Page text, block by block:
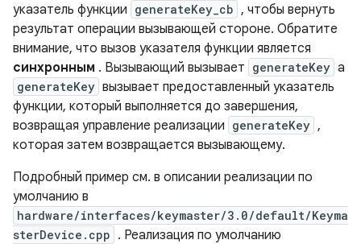
указатель функции generateKey_cb , чтобы вернуть
результат операции вызывающей стороне. Обратите
внимание, что вызов указателя функции является
синхронным . Вызывающий вызывает generateKey а
generateKey вызывает предоставленный указатель
функции, который выполняется до завершения,
возвращая управление реализации generateKey ,
которая затем возвращается вызывающему.
Подробный пример см. в описании реализации по
умолчанию в
hardware/interfaces/keymaster/3.0/default/Keyma
sterDevice.cpp . Реализация по умолчанию